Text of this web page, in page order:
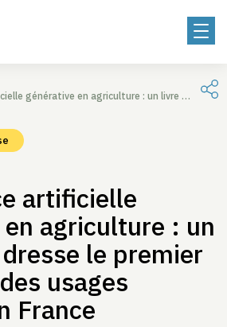
: un livre blanc dresse le premier panorama des usages concrets en France
artificielle
agriculture : un
le premier
usages
France